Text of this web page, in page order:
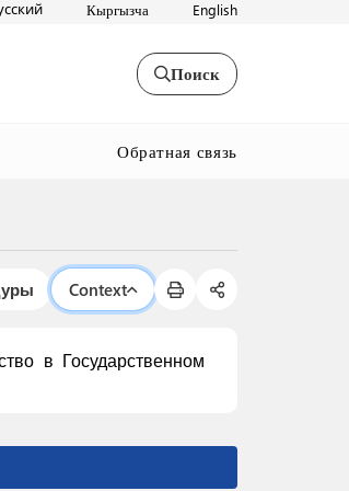
Кыргызча English
Поиск
Обратная связь
Context
в Государственном